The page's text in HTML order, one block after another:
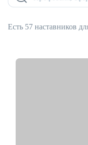
Есть 57 наставников